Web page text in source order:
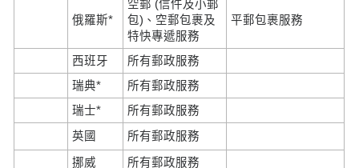
俄羅斯*
空郵 (信件及小郵
包)、空郵包裹及
特快專遞服務
平郵包裹服務
西班牙
所有郵政服務
瑞典*
所有郵政服務
瑞士*
所有郵政服務
英國
所有郵政服務
挪威 所有郵政服務